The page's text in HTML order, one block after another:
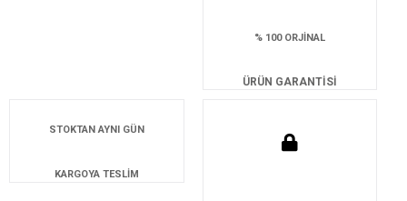
% 100 ORJİNAL
ÜRÜN GARANTİSİ
STOKTAN AYNI GÜN
KARGOYA TESLİM